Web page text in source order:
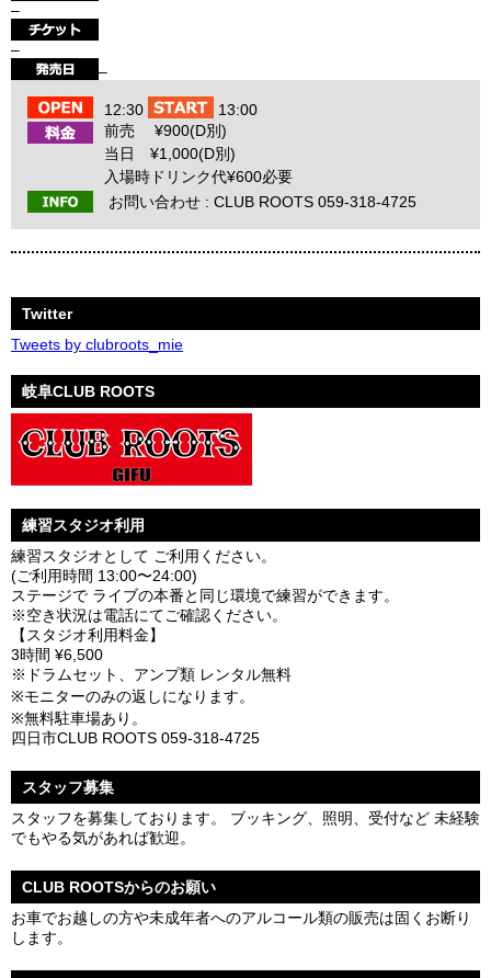
–
–
–
12:30
13:00
前売 ¥900(D別)
当日 ¥1,000(D別)
入場時ドリンク代¥600必要
お問い合わせ : CLUB ROOTS 059-318-4725
Twitter
Tweets by clubroots_mie
岐阜CLUB ROOTS
練習スタジオ利用
練習スタジオとして ご利用ください。
(ご利用時間 13:00〜24:00)
ステージで ライブの本番と同じ環境で練習ができます。
※空き状況は電話にてご確認ください。
【スタジオ利用料金】
3時間 ¥6,500
※ドラムセット、アンプ類 レンタル無料
※モニターのみの返しになります。
※無料駐車場あり。
四日市CLUB ROOTS 059-318-4725
スタッフ募集
スタッフを募集しております。 ブッキング、照明、受付など 未経験
でもやる気があれば歓迎。
CLUB ROOTSからのお願い
お車でお越しの方や未成年者へのアルコール類の販売は固くお断り
します。